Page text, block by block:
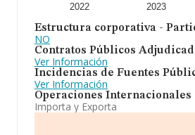
2022 2023
Estructura corporativa -
NO
Contratos Públicos
Ver Información
Incidencias de Fuentes
Ver Información
Operaciones Internacionales
Importa y Exporta